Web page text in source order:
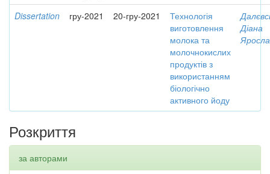
Dissertation гру-2021 20-гру-2021
Технологія
виготовлення
молока та
молочнокислих
продуктів з
використанням
біологічно
активного йоду
Діана
Розкриття
за авторами